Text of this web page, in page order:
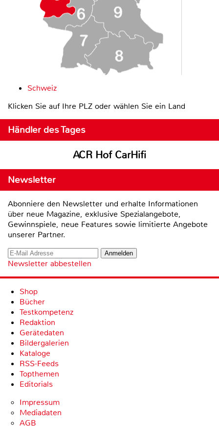
Schweiz
Klicken Sie auf Ihre PLZ oder wählen Sie ein Land
Händler des Tages
ACR Hof CarHifi
Newsletter
Abonniere den Newsletter und erhalte Informationen
über neue Magazine, exklusive Spezialangebote,
Gewinnspiele, neue Features sowie limitierte Angebote
unserer Partner.
Newsletter abbestellen
Shop
Bücher
Testkompetenz
Redaktion
Gerätedaten
Bildergalerien
Kataloge
RSS-Feeds
Topthemen
Editorials
Impressum
Mediadaten
AGB